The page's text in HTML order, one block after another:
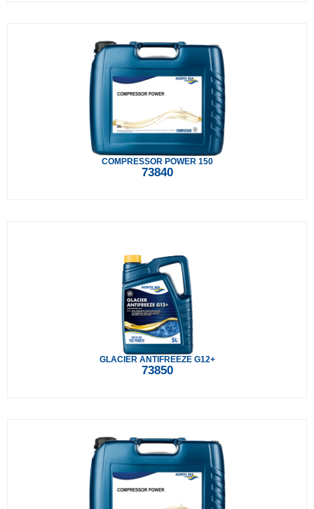
COMPRESSOR POWER 150
73840
GLACIER ANTIFREEZE G12+
73850